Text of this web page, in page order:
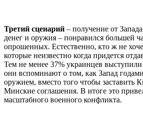
Третий сценарий – получение от
денег и оружия – понравился большей
опрошенных. Естественно, кто ж не
которые неизвестно когда придется
Тем не менее 37% украинцев
они вспоминают о том, как Запад
оружием, вместо того чтобы заставить
Минские соглашения. В итоге это
масштабного военного конфликта.